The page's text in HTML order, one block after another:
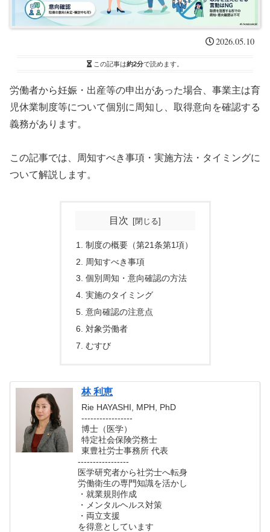
2026.05.10
この記事は約2分で読めます。
労働者から妊娠・出産等の申出があった場合、事業主は育
児休業制度等について個別に周知し、取得意向を確認する
義務があります。
この記事では、周知すべき事項・実施方法・タイミングに
ついて解説します。
目次
制度の概要（第21条第1項）
周知すべき事項
個別周知・意向確認の方法
実施のタイミング
意向確認の注意点
対象労働者
むすび
林 利恵
Rie HAYASHI, MPH, PhD
-----------------
博士（医学）
特定社会保険労務士
東豊社労士事務所 代表
-----------------
医学研究者から社労士へ転身
労働衛生の専門知識を活かし
・就業規則作成
・メンタルヘルス対策
・両立支援
を得意としています